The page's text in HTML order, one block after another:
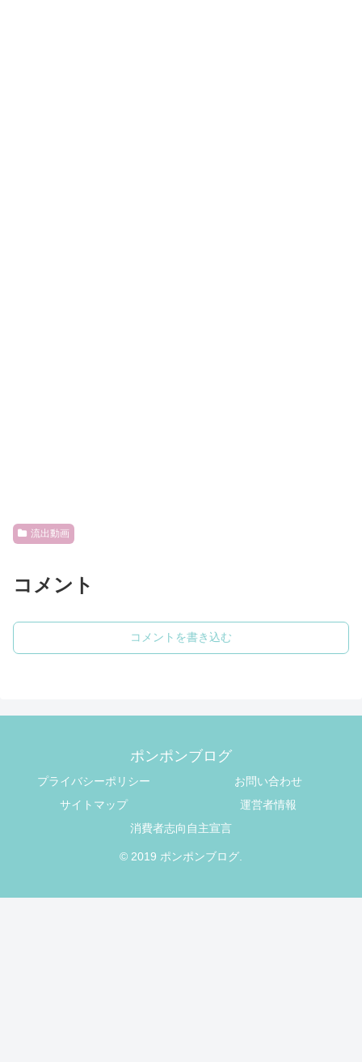
流出動画
コメント
コメントを書き込む
ポンポンブログ
プライバシーポリシー
お問い合わせ
サイトマップ
運営者情報
消費者志向自主宣言
© 2019 ポンポンブログ.